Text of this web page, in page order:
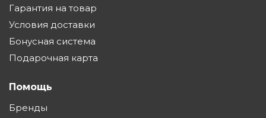
Гарантия на товар
Условия доставки
Бонусная система
Подарочная карта
Помощь
Бренды